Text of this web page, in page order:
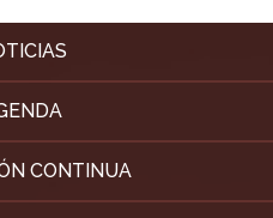
CONTINUA